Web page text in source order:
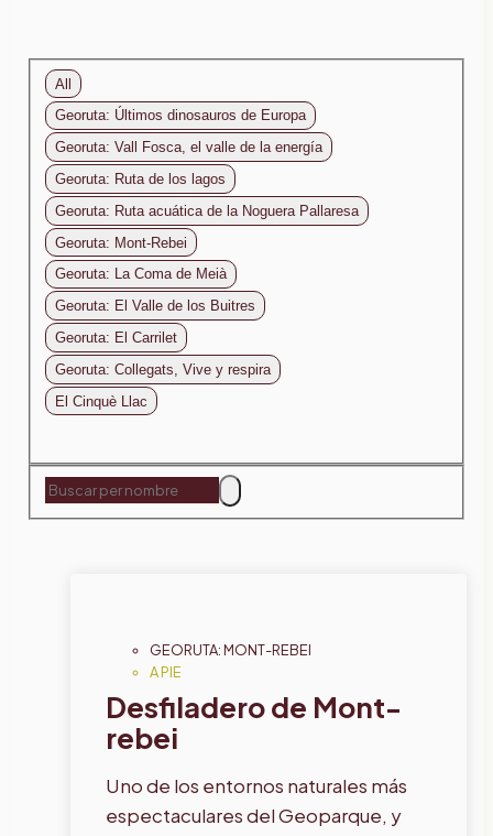
All
Georuta: Últimos dinosauros de Europa
Georuta: Vall Fosca, el valle de la energía
Georuta: Ruta de los lagos
Georuta: Ruta acuática de la Noguera Pallaresa
Georuta: Mont-Rebei
Georuta: La Coma de Meià
Georuta: El Valle de los Buitres
Georuta: El Carrilet
Georuta: Collegats, Vive y respira
El Cinquè Llac
GEORUTA: MONT-REBEI
A PIE
Desfiladero de Mont-
rebei
Uno de los entornos naturales más
espectaculares del Geoparque, y